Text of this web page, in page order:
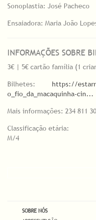
Sonoplastia: José Pacheco
Ensaiadora: Maria João
INFORMAÇÕES SOBRE
3€ | 5€ cartão família (1
Bilhetes: https://
o_fio_da_macaquinha-cin...
Mais informações: 234 811
Classificação etária:
M/4
SOBRE NÓS